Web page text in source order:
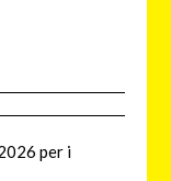
per i